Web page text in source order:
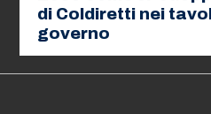
di Coldiretti nei
governo